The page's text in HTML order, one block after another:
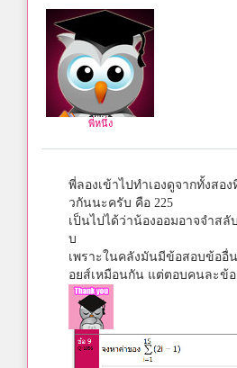
พี่หนึ่ง
พี่ลองเข้าไปทำเองดูจากทั้งสอ
วกันนะครับ คือ 225
เป็นไปได้ว่าน้องออมอาจจำส
บ
เพราะในคลังมันมีข้อสอบข้ออื่
อยส์เหมือนกัน แต่ตอบคนละข้